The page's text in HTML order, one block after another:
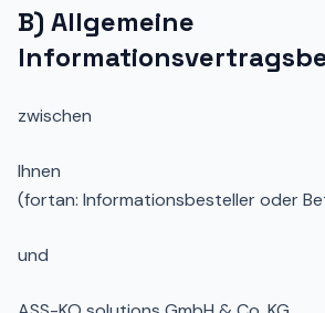
B) Allgemeine
zwischen
Ihnen
(fortan: Informationsbesteller oder
und